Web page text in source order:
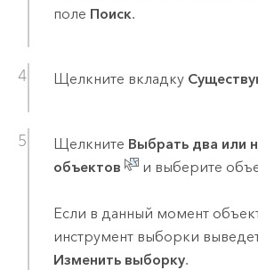
поле Поиск.
Щелкните вкладку
Щелкните Выбрать два или
объектов
и выберите
Если в данный момент
инструмент выборки
Изменить выборку.